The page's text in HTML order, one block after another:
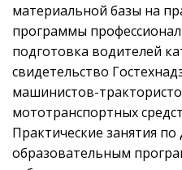
материальной базы на
программы
подготовка водителей
свидетельство
машинистов-
мототранспортных
Практические занятия
образовательным